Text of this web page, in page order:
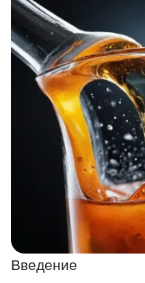
Введение